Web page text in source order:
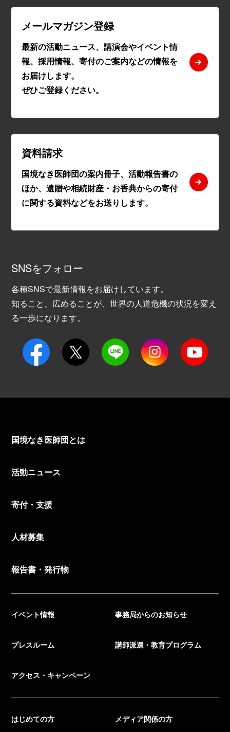
メールマガジン登録
最新の活動ニュース、講演会やイベント情
報、採用情報、寄付のご案内などの情報を
お届けします。
ぜひご登録ください。
資料請求
国境なき医師団の案内冊子、活動報告書の
ほか、遺贈や相続財産・お香典からの寄付
に関する資料などをお送りします。
SNSをフォロー
各種SNSで最新情報をお届けしています。
知ること、広めることが、世界の人道危機の状況を変え
る一歩になります。
国境なき医師団とは
活動ニュース
寄付・支援
人材募集
報告書・発行物
イベント情報 事務局からのお知らせ
プレスルーム 講師派遣・教育プログラム
アクセス・キャンペーン
はじめての方 メディア関係の方